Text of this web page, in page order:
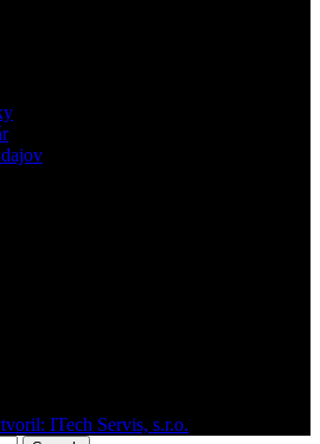
ITech Servis, s.r.o.